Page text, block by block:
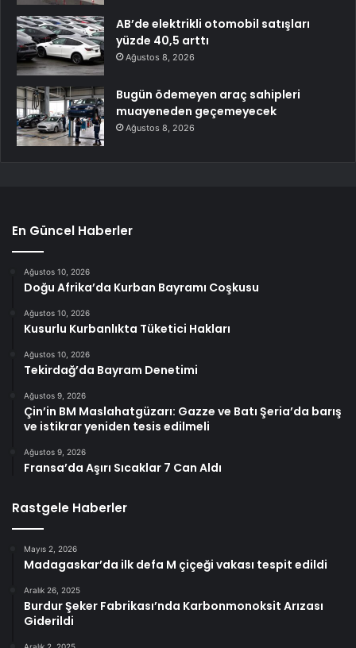
AB’de elektrikli otomobil satışları
yüzde 40,5 arttı
Ağustos 8, 2026
Bugün ödemeyen araç sahipleri
muayeneden geçemeyecek
Ağustos 8, 2026
En Güncel Haberler
Ağustos 10, 2026
Doğu Afrika’da Kurban Bayramı Coşkusu
Ağustos 10, 2026
Kusurlu Kurbanlıkta Tüketici Hakları
Ağustos 10, 2026
Tekirdağ’da Bayram Denetimi
Ağustos 9, 2026
Çin’in BM Maslahatgüzarı: Gazze ve Batı Şeria’da barış
ve istikrar yeniden tesis edilmeli
Ağustos 9, 2026
Fransa’da Aşırı Sıcaklar 7 Can Aldı
Rastgele Haberler
Mayıs 2, 2026
Madagaskar’da ilk defa M çiçeği vakası tespit edildi
Aralık 26, 2025
Burdur Şeker Fabrikası’nda Karbonmonoksit Arızası
Giderildi